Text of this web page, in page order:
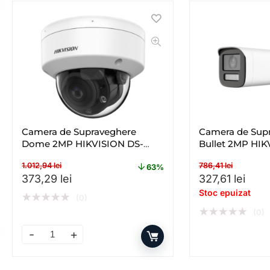
Camera de Supraveghere
Dome 2MP HIKVISION DS-
12MM), Lentila Varifocala: 2.8-
12mm
1.012,94lei
Prețul inițial a fost: 1.012,94 lei.
373,29 leiPrețul curent este: 373,29 lei.
63%
★★★★★
Camera de Supraveghere Dome 2MP HIKVISION
Camera de
Bullet 2MP
Lentila
786,41lei
Prețul inițial a
327,61 lei
Stoc epuizat
★★★★★